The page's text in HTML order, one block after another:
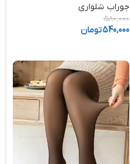
جوراب شلواری
580,000
540,000تومان